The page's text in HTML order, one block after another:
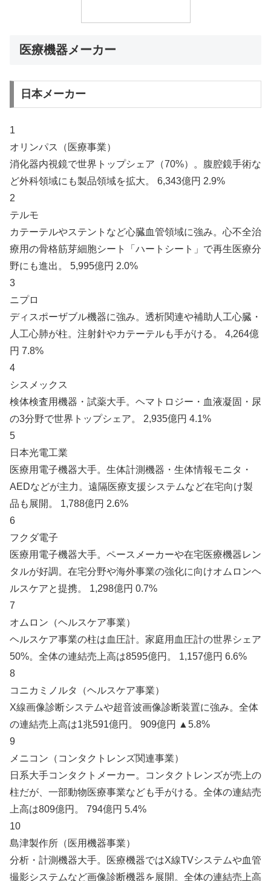
医療機器メーカー
日本メーカー
1
オリンパス（医療事業）
消化器内視鏡で世界トップシェア（70%）。腹腔鏡手術な
ど外科領域にも製品領域を拡大。 6,343億円 2.9%
2
テルモ
カテーテルやステントなど心臓血管領域に強み。心不全治
療用の骨格筋芽細胞シート「ハートシート」で再生医療分
野にも進出。 5,995億円 2.0%
3
ニプロ
ディスポーザブル機器に強み。透析関連や補助人工心臓・
人工心肺が柱。注射針やカテーテルも手がける。 4,264億
円 7.8%
4
シスメックス
検体検査用機器・試薬大手。ヘマトロジー・血液凝固・尿
の3分野で世界トップシェア。 2,935億円 4.1%
5
日本光電工業
医療用電子機器大手。生体計測機器・生体情報モニタ・
AEDなどが主力。遠隔医療支援システムなど在宅向け製
品も展開。 1,788億円 2.6%
6
フクダ電子
医療用電子機器大手。ペースメーカーや在宅医療機器レン
タルが好調。在宅分野や海外事業の強化に向けオムロンヘ
ルスケアと提携。 1,298億円 0.7%
7
オムロン（ヘルスケア事業）
ヘルスケア事業の柱は血圧計。家庭用血圧計の世界シェア
50%。全体の連結売上高は8595億円。 1,157億円 6.6%
8
コニカミノルタ（ヘルスケア事業）
X線画像診断システムや超音波画像診断装置に強み。全体
の連結売上高は1兆591億円。 909億円 ▲5.8%
9
メニコン（コンタクトレンズ関連事業）
日系大手コンタクトメーカー。コンタクトレンズが売上の
柱だが、一部動物医療事業なども手がける。全体の連結売
上高は809億円。 794億円 5.4%
10
島津製作所（医用機器事業）
分析・計測機器大手。医療機器ではX線TVシステムや血管
撮影システムなど画像診断機器を展開。全体の連結売上高